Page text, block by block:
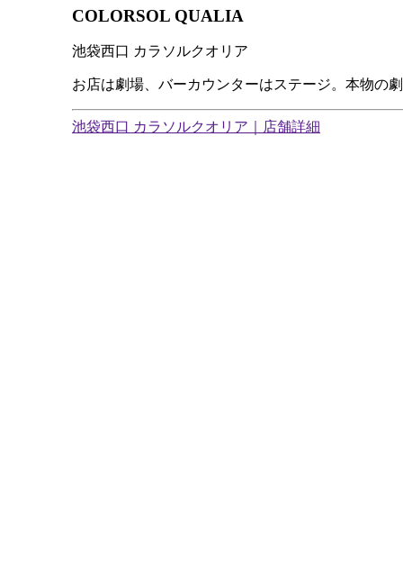
COLORSOL QUALIA
池袋西口 カラソルクオリア
お店は劇場、バーカウンターはステージ。本物の
池袋西口 カラソルクオリア｜店舗詳細